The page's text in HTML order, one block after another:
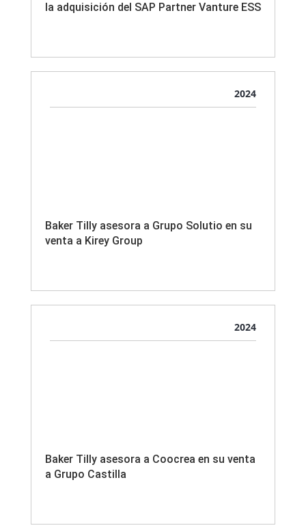
la adquisición del SAP Partner Vanture ESS
2024
Baker Tilly asesora a Grupo Solutio en su
venta a Kirey Group
2024
Baker Tilly asesora a Coocrea en su venta
a Grupo Castilla